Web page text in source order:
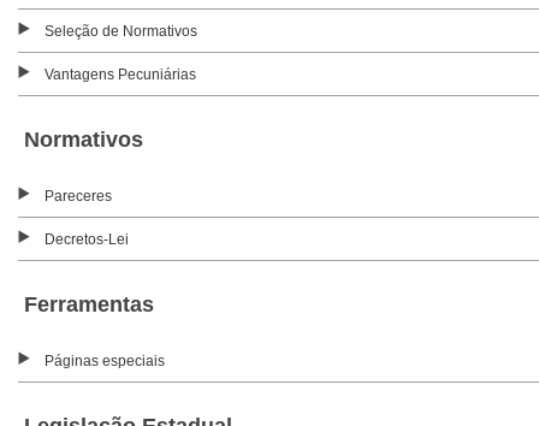
Seleção de Normativos
Vantagens Pecuniárias
Normativos
Pareceres
Decretos-Lei
Ferramentas
Páginas especiais